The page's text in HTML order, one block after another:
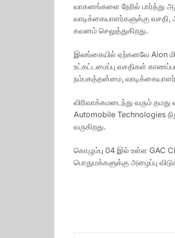
வாகனங்களை நேரில் பார்த்து
வாடிக்கையாளர்களுக்கு
கவனம் செலுத்துகிறது.
இலங்கையில் ஏற்கனவே Aion
உட்கட்டமைப்பு வசதிகள்
நம்பகத்தன்மை,
விரிவாக்கமடைந்து வரும்
Automobile Technologies
வருகிறது.
கொழும்பு 04 இல் உள்ள GAC
பொதுமக்களுக்கு அழைப்பு